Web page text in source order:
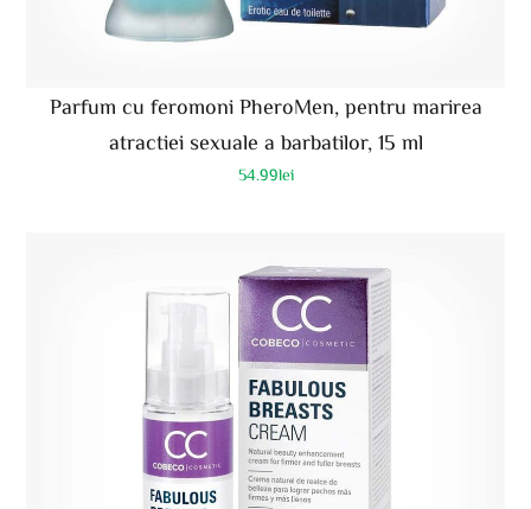
Parfum cu feromoni PheroMen, pentru marirea
atractiei sexuale a barbatilor, 15 ml
54.99lei